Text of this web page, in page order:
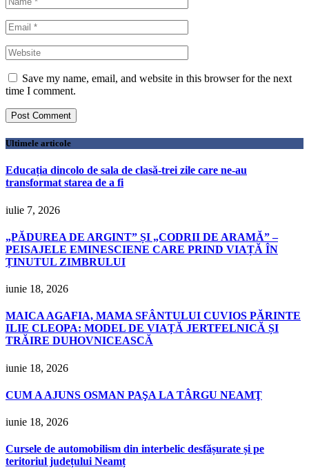
Save my name, email, and website in this browser for the next
time I comment.
Ultimele articole
Educația dincolo de sala de clasă-trei zile care ne-au
transformat starea de a fi
iulie 7, 2026
„PĂDUREA DE ARGINT” ȘI „CODRII DE ARAMĂ” –
PEISAJELE EMINESCIENE CARE PRIND VIAȚĂ ÎN
ȚINUTUL ZIMBRULUI
iunie 18, 2026
MAICA AGAFIA, MAMA SFÂNTULUI CUVIOS PĂRINTE
ILIE CLEOPA: MODEL DE VIAȚĂ JERTFELNICĂ ȘI
TRĂIRE DUHOVNICEASCĂ
iunie 18, 2026
CUM A AJUNS OSMAN PAŞA LA TÂRGU NEAMŢ
iunie 18, 2026
Cursele de automobilism din interbelic desfășurate și pe
teritoriul județului Neamț